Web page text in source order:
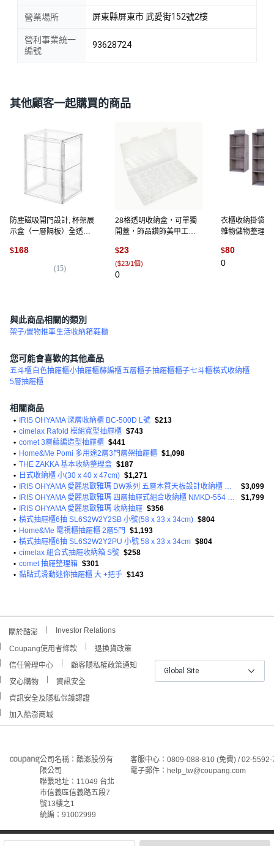
營業場所 屏東縣屏東市 武愛街152號2樓
營利事業統一
編號
93628724
其他顧客一起購買的商品
防塵磁吸開門設計, 杯架展
示盒（一層隔板）全透明
$168
(15)
28格透明收納盒，可單獨
開蓋，飾品鑽飾美甲工具
收納盒
$23
($23/1個)
0
衣櫃收納掛袋
雜物儲物整理,
$80
0
與此商品相關的類別
架子/置物推車生活收納箱鞋櫃
您可能會喜歡的其他產品
五斗櫃 白色抽屜櫃小抽屜櫃藤編櫃五層櫃子抽屜櫃櫃子七斗櫃橫式收納櫃
5層抽屜櫃
相關商品
• IRIS OHYAMA 深層收納櫃 BC-500D L號 $213
• cimelax Rafold 模組寬型抽屜櫃 $743
• comet 3層藤編造型抽屜櫃 $441
• Home&Me Pomi 多用途2層3門層架抽屜櫃 $1,098
• THE ZAKKA 基本收納整理盒 $187
•
日式收納櫃 小(30 x 40 x 47cm) $1,271
•
IRIS OHYAMA 愛麗思歐雅瑪 DW系列 五層木質天板設計收納櫃 DW-555 寬56公分 1個
$3,099
•
IRIS OHYAMA 愛麗思歐雅瑪 四層抽屜式組合收納櫃 NMKD-554 1個
$1,799
•
IRIS OHYAMA 愛麗思歐雅瑪 收納抽屜 $356
• 橫式抽屜櫃6抽 SL6S2W2Y2SB 小號(58 x 33 x 34cm) $804
• Home&Me 電視櫃抽屜櫃 2層5門
$1,193
• 橫式抽屜櫃6抽 SL6S2W2Y2PU 小號 58 x 33 x 34cm $804
• cimelax 組合式抽屜收納箱 S號 $258
• comet 抽屜整理箱 $301
• 黏貼式滑動迷你抽屜櫃 大 +把手 $143
關於酷澎 Investor Relations
Coupang使用者條款
退換貨政策
信任管理中心
顧客隱私權政策通知
安心購物
資訊安全
資訊安全及隱私保護認證
加入酷澎商城
Global Site
公司名稱：酷澎股份有
限公司
聯繫地址：11049 台北
市信義區信義路五段7
號13樓之1
統編：91002999
客服中心：0809-088-810 (免費) / 02-
電子郵件：help_tw@coupang.com
©Coupang Taiwan Co., Ltd. 保留所有權利。